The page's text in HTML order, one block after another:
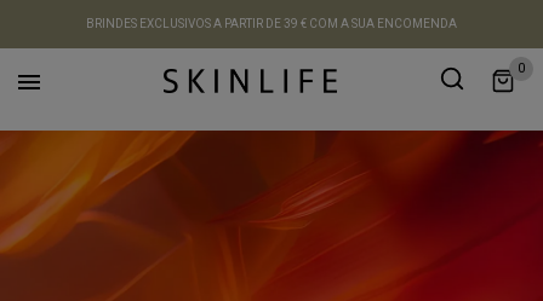
BRINDES EXCLUSIVOS A PARTIR DE 39 € COM A SUA ENCOMENDA
 0